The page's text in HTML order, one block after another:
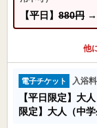
【平日】 880円 →
他
電子チケット 入浴
【平日限定】大
限定】大人（中学